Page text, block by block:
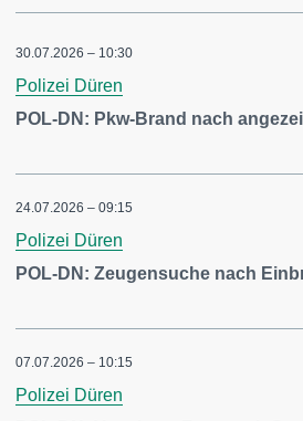
30.07.2026 – 10:30
Polizei Düren
POL-DN: Pkw-Brand nach
24.07.2026 – 09:15
Polizei Düren
POL-DN: Zeugensuche nach
07.07.2026 – 10:15
Polizei Düren